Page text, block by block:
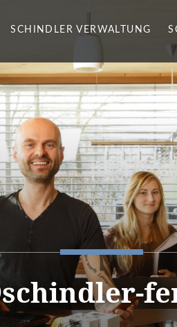
SCHINDLER VERWALTUNG